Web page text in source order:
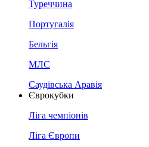
Туреччина
Португалія
Бельгія
МЛС
Саудівська Аравія
Єврокубки
Ліга чемпіонів
Ліга Європи